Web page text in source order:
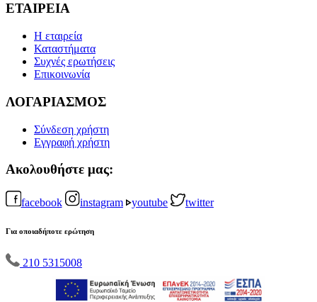
ΕΤΑΙΡΕΙΑ
Η εταιρεία
Καταστήματα
Συχνές ερωτήσεις
Επικοινωνία
ΛΟΓΑΡΙΑΣΜΟΣ
Σύνδεση χρήστη
Εγγραφή χρήστη
Ακολουθήστε μας:
facebook instagram youtube twitter
Για οποιαδήποτε ερώτηση
210 5315008